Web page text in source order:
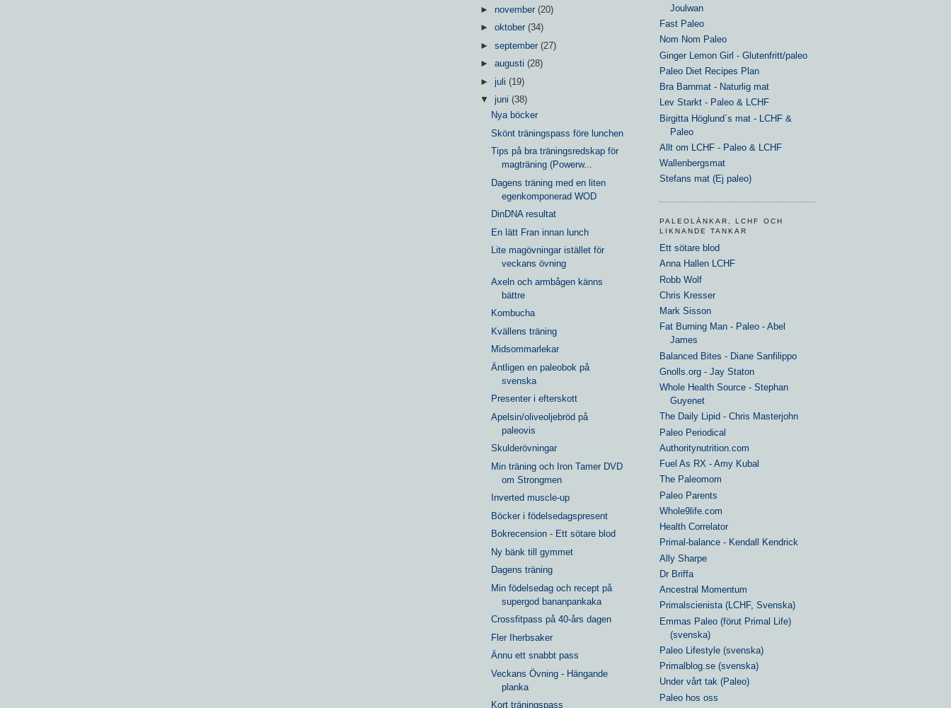
Joulwan
Fast Paleo
Nom Nom Paleo
Ginger Lemon Girl - Glutenfritt/paleo
Paleo Diet Recipes Plan
Bra Barnmat - Naturlig mat
Lev Starkt - Paleo & LCHF
Birgitta Höglund´s mat - LCHF &
Paleo
Allt om LCHF - Paleo & LCHF
Wallenbergsmat
Stefans mat (Ej paleo)
PALEOLÄNKAR, LCHF OCH
LIKNANDE TANKAR
Ett sötare blod
Anna Hallen LCHF
Robb Wolf
Chris Kresser
Mark Sisson
Fat Burning Man - Paleo - Abel
James
Balanced Bites - Diane Sanfilippo
Gnolls.org - Jay Staton
Whole Health Source - Stephan
Guyenet
The Daily Lipid - Chris Masterjohn
Paleo Periodical
Authoritynutrition.com
Fuel As RX - Amy Kubal
The Paleomom
Paleo Parents
Whole9life.com
Health Correlator
Primal-balance - Kendall Kendrick
Ally Sharpe
Dr Briffa
Ancestral Momentum
Primalscienista (LCHF, Svenska)
Emmas Paleo (förut Primal Life)
(svenska)
Paleo Lifestyle (svenska)
Primalblog.se (svenska)
Under vårt tak (Paleo)
Paleo hos oss
► november (20)
► oktober (34)
► september (27)
► augusti (28)
► juli (19)
▼ juni (38)
Nya böcker
Skönt träningspass före lunchen
Tips på bra träningsredskap för
magträning (Powerw...
Dagens träning med en liten
egenkomponerad WOD
DinDNA resultat
En lätt Fran innan lunch
Lite magövningar istället för
veckans övning
Axeln och armbågen känns
bättre
Kombucha
Kvällens träning
Midsommarlekar
Äntligen en paleobok på
svenska
Presenter i efterskott
Apelsin/oliveoljebröd på
paleovis
Skulderövningar
Min träning och Iron Tamer DVD
om Strongmen
Inverted muscle-up
Böcker i födelsedagspresent
Bokrecension - Ett sötare blod
Ny bänk till gymmet
Dagens träning
Min födelsedag och recept på
supergod bananpankaka
Crossfitpass på 40-års dagen
Fler Iherbsaker
Ännu ett snabbt pass
Veckans Övning - Hängande
planka
Kort träningspass